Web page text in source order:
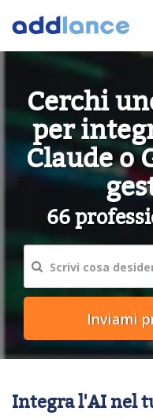
Cerchi
per
Claude o
66
Integra l'AI nel